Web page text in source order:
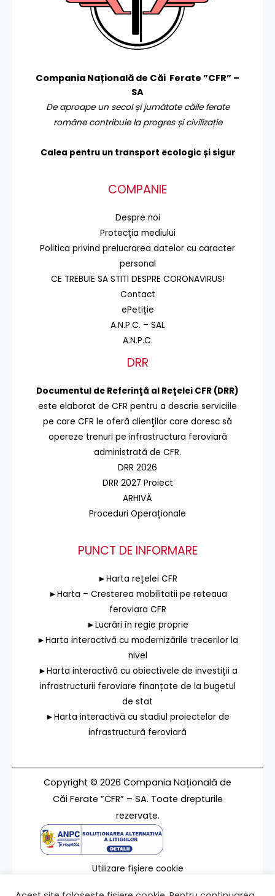
Compania Națională de Căi Ferate ”CFR” –
SA
De aproape un secol și jumătate căile ferate
române contribuie la progres și civilizație
Calea pentru un transport ecologic și sigur
COMPANIE
Despre noi
Protecţia mediului
Politica privind prelucrarea datelor cu caracter
personal
CE TREBUIE SA STITI DESPRE CORONAVIRUS!
Contact
ePetiție
A.N.P.C. – SAL
A.N.P.C.
DRR
Documentul de Referinţă al Reţelei CFR (DRR)
este elaborat de CFR pentru a descrie serviciile
pe care CFR le oferă clienţilor care doresc să
opereze trenuri pe infrastructura feroviară
administrată de CFR.
DRR 2026
DRR 2027 Proiect
ARHIVĂ
Proceduri Operaționale
PUNCT DE INFORMARE
►Harta rețelei CFR
►Harta – Cresterea mobilitatii pe reteaua
feroviara CFR
►Lucrări în regie proprie
►Harta interactivă cu modernizările trecerilor la
nivel
►Harta interactivă cu obiectivele de investiții a
infrastructurii feroviare finanțate de la bugetul
de stat
►Harta interactivă cu stadiul proiectelor de
infrastructură feroviară
Copyright © 2026 Compania Națională de
Căi Ferate ”CFR” – SA. Toate drepturile
rezervate.
Utilizare fișiere cookie